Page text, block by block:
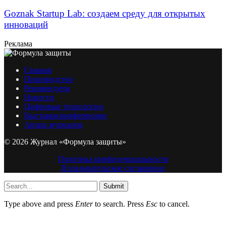
Goznak Startup Lab: создаем среду для открытых
инноваций
Реклама
Главная
Производство
Рекомендуем
Новости
Цифровые технологии
Выставки/конференции
Архив журналов
© 2026 Журнал «Формула защиты»
Политика конфиденциальности
Пользовательское соглашение
Submit
Type above and press Enterto search. Press Esc to cancel.